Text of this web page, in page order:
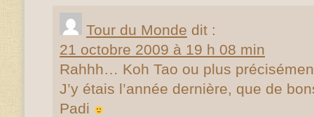
Tour du Monde dit :
21 octobre 2009 à 19 h 08 min
Rahhh… Koh Tao ou plus
J’y étais l’année dernière, que de
Padi